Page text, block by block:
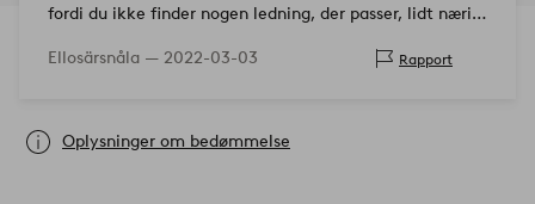
fordi du ikke finder nogen ledning, der passer, lidt nærig
Ikke alle er dygtig…
Ellosärsnåla — 2022-03-03 Rapport
Oplysninger om bedømmelse